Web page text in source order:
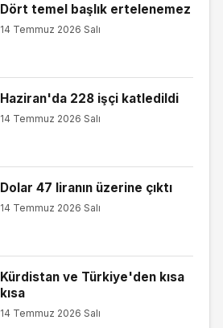
Dört temel başlık ertelenemez
14 Temmuz 2026 Salı
Haziran'da 228 işçi katledildi
14 Temmuz 2026 Salı
Dolar 47 liranın üzerine çıktı
14 Temmuz 2026 Salı
Kürdistan ve Türkiye'den kısa
kısa
14 Temmuz 2026 Salı